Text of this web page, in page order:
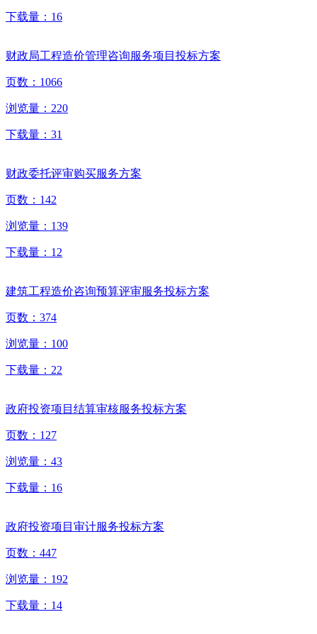
下载量： 16
财政局工程造价管理咨询服务项目投标方案
页数： 1066
浏览量： 220
下载量： 31
财政委托评审购买服务方案
页数： 142
浏览量： 139
下载量： 12
建筑工程造价咨询预算评审服务投标方案
页数： 374
浏览量： 100
下载量： 22
政府投资项目结算审核服务投标方案
页数： 127
浏览量： 43
下载量： 16
政府投资项目审计服务投标方案
页数： 447
浏览量： 192
下载量： 14